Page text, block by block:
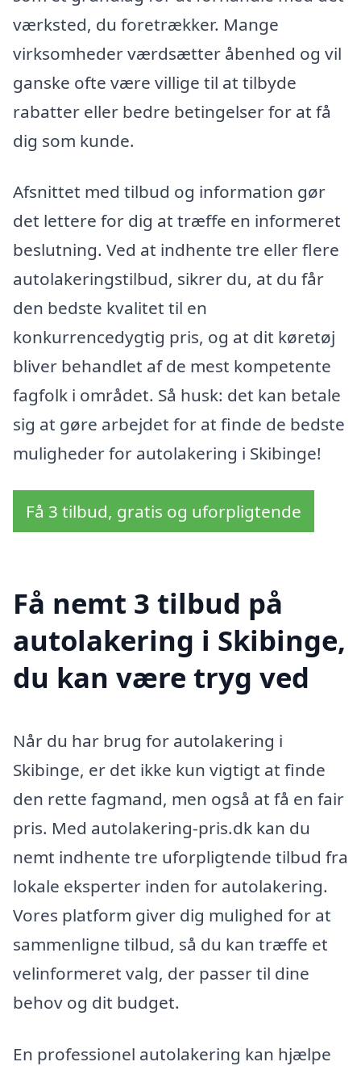
værksted, du foretrækker. Mange
virksomheder værdsætter åbenhed og vil
ganske ofte være villige til at tilbyde
rabatter eller bedre betingelser for at få
dig som kunde.
Afsnittet med tilbud og information gør
det lettere for dig at træffe en informeret
beslutning. Ved at indhente tre eller flere
autolakeringstilbud, sikrer du, at du får
den bedste kvalitet til en
konkurrencedygtig pris, og at dit køretøj
bliver behandlet af de mest kompetente
fagfolk i området. Så husk: det kan betale
sig at gøre arbejdet for at finde de bedste
muligheder for autolakering i Skibinge!
Få 3 tilbud, gratis og uforpligtende
Få nemt 3 tilbud på
autolakering i Skibinge,
du kan være tryg ved
Når du har brug for autolakering i
Skibinge, er det ikke kun vigtigt at finde
den rette fagmand, men også at få en fair
pris. Med autolakering-pris.dk kan du
nemt indhente tre uforpligtende tilbud fra
lokale eksperter inden for autolakering.
Vores platform giver dig mulighed for at
sammenligne tilbud, så du kan træffe et
velinformeret valg, der passer til dine
behov og dit budget.
En professionel autolakering kan hjælpe